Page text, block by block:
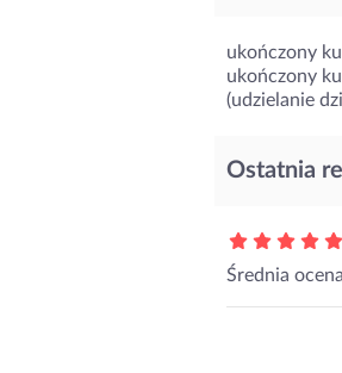
ukończony
ukończony
(udzielanie
Ostatnia
Średnia ocena